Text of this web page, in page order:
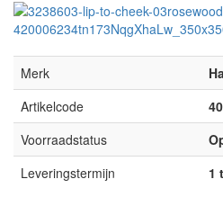
Merk
Artikelcode
Voorraadstatus
Leveringstermijn
1